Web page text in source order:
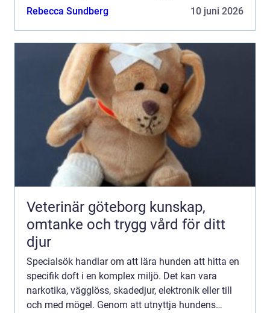
fantastiska luktsinne går det att upptäcka sådant
Rebecca Sundberg 10 juni 2026
Veterinär göteborg kunskap,
omtanke och trygg vård för ditt
djur
Specialsök handlar om att lära hunden att hitta en
specifik doft i en komplex miljö. Det kan vara
narkotika, vägglöss, skadedjur, elektronik eller till
och med mögel. Genom att utnyttja hundens